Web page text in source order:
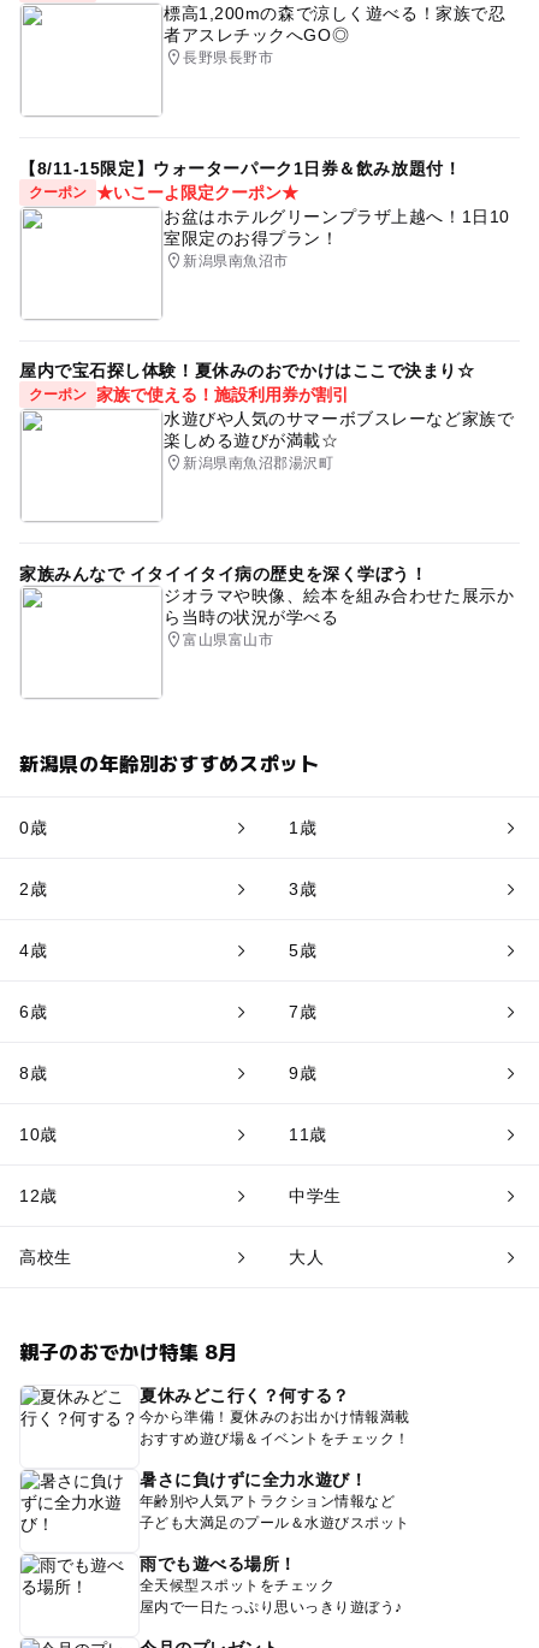
標高1,200mの森で涼しく遊べる！家族で忍
者アスレチックへGO◎
長野県長野市
【8/11-15限定】ウォーターパーク1日券＆飲み放題付！
クーポン ★いこーよ限定クーポン★
お盆はホテルグリーンプラザ上越へ！1日10
室限定のお得プラン！
新潟県南魚沼市
屋内で宝石探し体験！夏休みのおでかけはここで決まり☆
クーポン 家族で使える！施設利用券が割引
水遊びや人気のサマーボブスレーなど家族で
楽しめる遊びが満載☆
新潟県南魚沼郡湯沢町
家族みんなで イタイイタイ病の歴史を深く学ぼう！
ジオラマや映像、絵本を組み合わせた展示か
ら当時の状況が学べる
富山県富山市
新潟県の年齢別おすすめスポット
0歳 1歳
2歳 3歳
4歳 5歳
6歳 7歳
8歳 9歳
10歳 11歳
12歳 中学生
高校生 大人
親子のおでかけ特集 8月
夏休みどこ行く？何する？
今から準備！夏休みのお出かけ情報満載
おすすめ遊び場＆イベントをチェック！
暑さに負けずに全力水遊び！
年齢別や人気アトラクション情報など
子ども大満足のプール＆水遊びスポット
雨でも遊べる場所！
全天候型スポットをチェック
屋内で一日たっぷり思いっきり遊ぼう♪